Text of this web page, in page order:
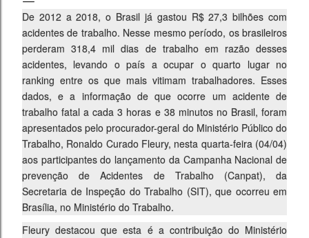
De 2012 a 2018, o Brasil já gastou R$ 27,3 bilhões com
acidentes de trabalho. Nesse mesmo período, os brasileiros
perderam 318,4 mil dias de trabalho em razão desses
acidentes, levando o país a ocupar o quarto lugar no
ranking entre os que mais vitimam trabalhadores. Esses
dados, e a informação de que ocorre um acidente de
trabalho fatal a cada 3 horas e 38 minutos no Brasil, foram
apresentados pelo procurador-geral do Ministério Público do
Trabalho, Ronaldo Curado Fleury, nesta quarta-feira (04/04)
aos participantes do lançamento da Campanha Nacional de
prevenção de Acidentes de Trabalho (Canpat), da
Secretaria de Inspeção do Trabalho (SIT), que ocorreu em
Brasília, no Ministério do Trabalho.
Fleury destacou que esta é a contribuição do Ministério